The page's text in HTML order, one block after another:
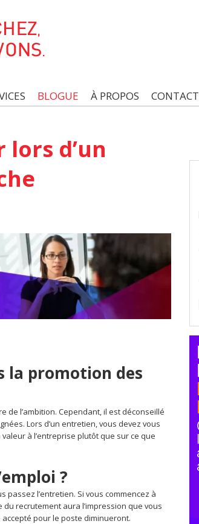
BLOGUE À PROPOS CONTACT
d’un
la promotion des
de l’ambition. Cependant, il est déconseillé
Lors d’un entretien, vous devez vous
à l’entreprise plutôt que sur ce que
?
passez l’entretien. Si vous commencez à
recrutement aura l’impression que vous
pour le poste diminueront.